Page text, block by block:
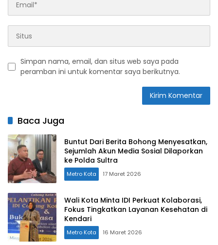
Simpan nama, email, dan situs web saya pada
peramban ini untuk komentar saya berikutnya.
Baca Juga
Buntut Dari Berita Bohong Menyesatkan,
Sejumlah Akun Media Sosial Dilaporkan
ke Polda Sultra
Metro Kota 17 Maret 2026
Wali Kota Minta IDI Perkuat Kolaborasi,
Fokus Tingkatkan Layanan Kesehatan di
Kendari
Metro Kota 16 Maret 2026